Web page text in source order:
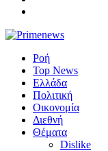
Ροή
Top News
Ελλάδα
Πολιτική
Οικονομία
Διεθνή
Θέματα
Dislike